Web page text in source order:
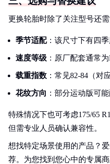
更换轮胎时除了关注型号还需
季节适配：该尺寸下有四
速度等级 ：原厂配套通常
载重指数 ：常见82-84（对
花纹方向 ：部分运动版可
特殊情况下也可考虑175/65
但需专业人员确认兼容性。
想找特定场景使用的产品？
荐。为您找到您心中的专属